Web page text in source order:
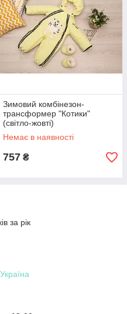
Зимовий комбінезон-
трансформер "Котики"
(світло-жовті)
Немає в наявності
757 ₴
за рік